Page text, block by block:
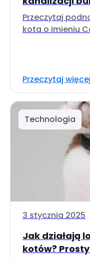
Przeczytaj
kota o imieniu
Przeczytaj więcej
Technologia
3 stycznia 2025
Jak działają
kotów?